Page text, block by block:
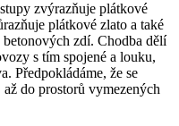
zvýrazňuje plátkové
plátkové zlato a také
betonových zdí. Chodba dělí
s tím spojené a louku,
Předpokládáme, že se
do prostorů vymezených